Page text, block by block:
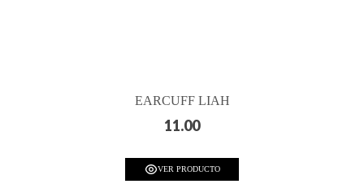
EARCUFF LIAH
11.00
VER PRODUCTO